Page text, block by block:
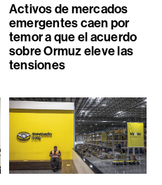
Activos de mercados
emergentes caen por
temor a que el acuerdo
sobre Ormuz eleve las
tensiones